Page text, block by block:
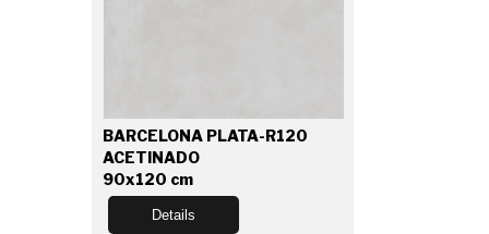
BARCELONA PLATA-R120
ACETINADO
90x120 cm
Details